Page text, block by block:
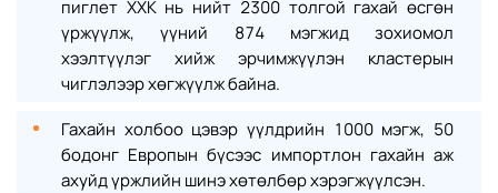
пиглет ХХК нь нийт 2300 толгой гахай өсгөн
үржүүлж, үүний 874 мэгжид зохиомол
хээлтүүлэг хийж эрчимжүүлэн кластерын
чиглэлээр хөгжүүлж байна.
Гахайн холбоо цэвэр үүлдрийн 1000 мэгж, 50
бодонг Европын бүсээс импортлон гахайн аж
ахуйд үржлийн шинэ хөтөлбөр хэрэгжүүлсэн.